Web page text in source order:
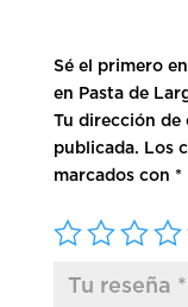
Sé el primero
en Pasta de
Tu dirección de
publicada. Los
marcados con *